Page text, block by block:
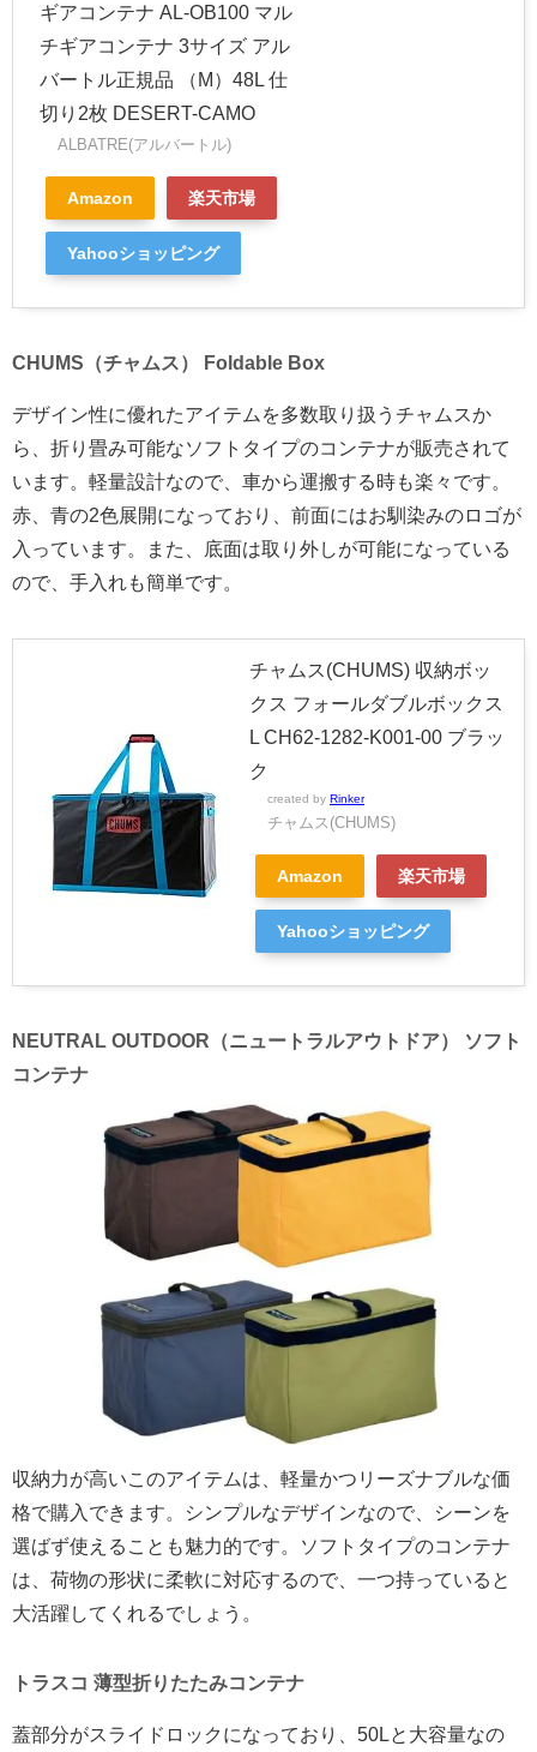
ギアコンテナ AL-OB100 マル
チギアコンテナ 3サイズ アル
バートル正規品 （M）48L 仕
切り2枚 DESERT-CAMO
ALBATRE(アルバートル)
Amazon 楽天市場
Yahooショッピング
CHUMS（チャムス） Foldable Box
デザイン性に優れたアイテムを多数取り扱うチャムスか
ら、折り畳み可能なソフトタイプのコンテナが販売されて
います。軽量設計なので、車から運搬する時も楽々です。
赤、青の2色展開になっており、前面にはお馴染みのロゴが
入っています。また、底面は取り外しが可能になっている
ので、手入れも簡単です。
チャムス(CHUMS) 収納ボッ
クス フォールダブルボックス
L CH62-1282-K001-00 ブラッ
ク
created by Rinker
チャムス(CHUMS)
Amazon 楽天市場
Yahooショッピング
NEUTRAL OUTDOOR（ニュートラルアウトドア） ソフト
コンテナ
収納力が高いこのアイテムは、軽量かつリーズナブルな価
格で購入できます。シンプルなデザインなので、シーンを
選ばず使えることも魅力的です。ソフトタイプのコンテナ
は、荷物の形状に柔軟に対応するので、一つ持っていると
大活躍してくれるでしょう。
トラスコ 薄型折りたたみコンテナ
蓋部分がスライドロックになっており、50Lと大容量なの